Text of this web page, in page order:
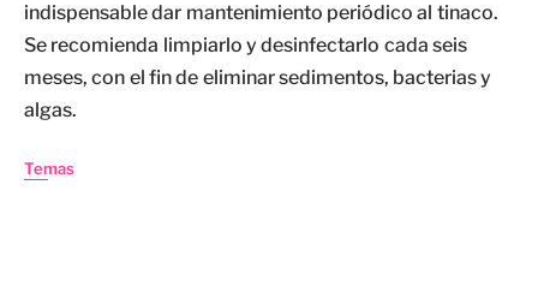
indispensable dar mantenimiento periódico al tinaco.
Se recomienda limpiarlo y desinfectarlo cada seis
meses, con el fin de eliminar sedimentos, bacterias y
algas.
Temas